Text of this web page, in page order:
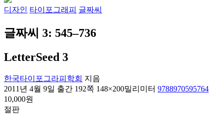
디자인 타이포그래피 글짜씨
글짜씨 3: 545–736
LetterSeed 3
한국타이포그라피학회 지음
2011년 4월 9일 출간 192쪽 148×200밀리미터 9788970595764
10,000원
절판